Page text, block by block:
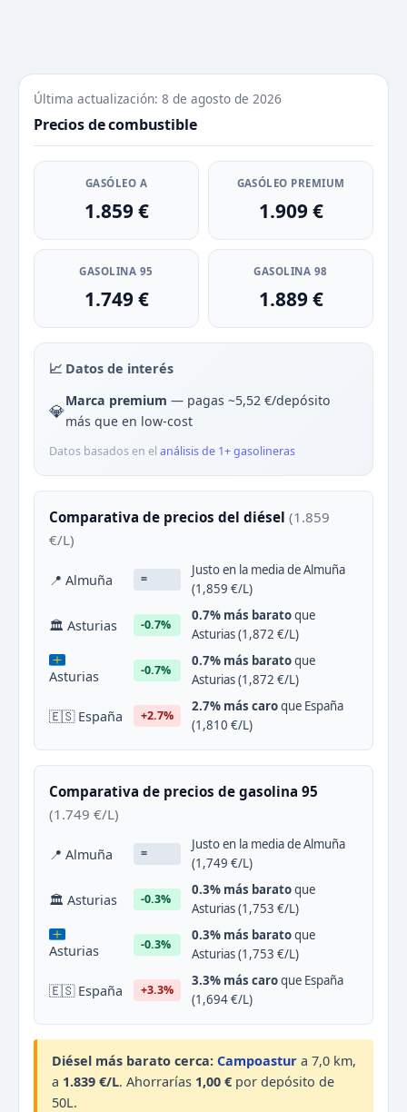
Última actualización: 8 de agosto de 2026
Precios de combustible
GASÓLEO A
1.859 €
GASÓLEO PREMIUM
1.909 €
GASOLINA 95
1.749 €
GASOLINA 98
1.889 €
📈 Datos de interés
💎Marca premium — pagas ~5,52 €/depósito
más que en low-cost
Datos basados en el análisis de 1+ gasolineras
Comparativa de precios del diésel (1.859
€/L)
📍 Almuña =
Justo en la media de Almuña
(1,859 €/L)
🏛 Asturias -0.7%
0.7% más baratoque
Asturias (1,872 €/L)
Asturias -0.7%
0.7% más baratoque
Asturias (1,872 €/L)
🇪🇸 España +2.7%
2.7% más caroque España
(1,810 €/L)
Comparativa de precios de gasolina 95
(1.749 €/L)
📍 Almuña =
Justo en la media de Almuña
(1,749 €/L)
🏛 Asturias -0.3%
0.3% más baratoque
Asturias (1,753 €/L)
Asturias -0.3%
0.3% más baratoque
Asturias (1,753 €/L)
🇪🇸 España +3.3%
3.3% más caroque España
(1,694 €/L)
Diésel más barato cerca: Campoastur a 7,0 km,
a 1.839 €/L. Ahorrarías 1,00 € por depósito de
50L.